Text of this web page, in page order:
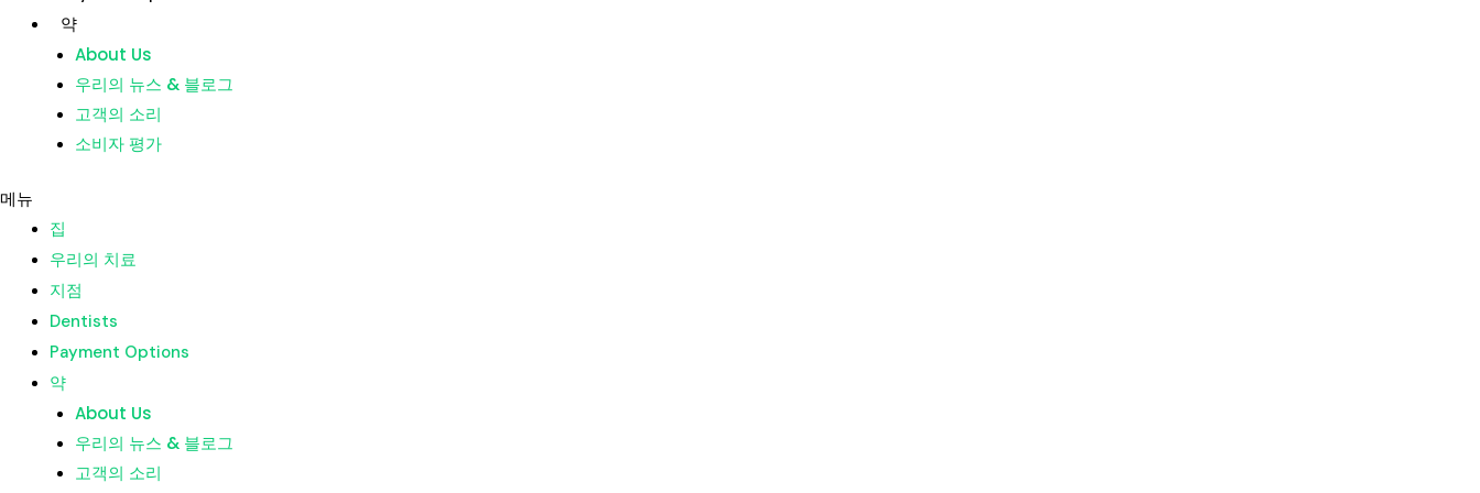
뛰
집
우리의 치료
지점
약
About Us
우리의 뉴스 & 블로그
고객의 소리
소비자 평가
집
우리의 치료
약
About Us
우리의 뉴스 & 블로그
고객의 소리
소비자 평가
메뉴
집
우리의 치료
지점
Dentists
Payment Options
약
About Us
우리의 뉴스 & 블로그
고객의 소리